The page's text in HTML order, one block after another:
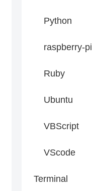
Python
raspberry-pi
Ruby
Ubuntu
VBScript
VScode
Terminal